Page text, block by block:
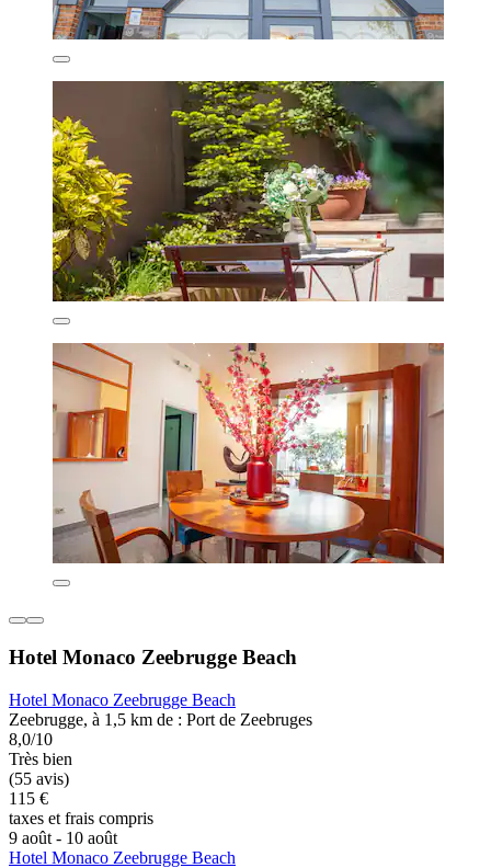
Hotel Monaco Zeebrugge Beach
Hotel Monaco Zeebrugge Beach
Zeebrugge, à 1,5 km de : Port de Zeebruges
8,0/10
Très bien
(55 avis)
115 €
taxes et frais compris
9 août - 10 août
Hotel Monaco Zeebrugge Beach